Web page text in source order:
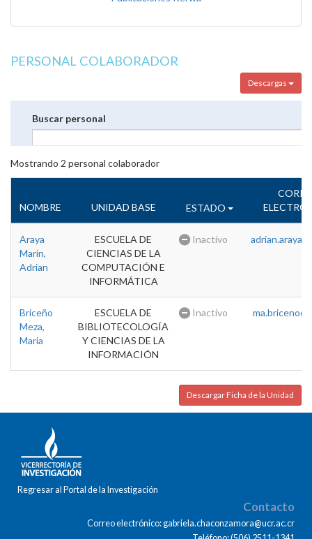
PERSONAL COLABORADOR
Descargas
Buscar personal
Mostrando 2 personal colaborador
NOMBRE UNIDAD BASE ESTADO
Araya
Marin,
Adrian
ESCUELA DE
CIENCIAS DE LA
COMPUTACIÓN E
INFORMÁTICA
Inactivo
Briceño
Meza,
Maria
ESCUELA DE
BIBLIOTECOLOGÍA
Y CIENCIAS DE LA
INFORMACIÓN
Inactivo
Descargar Ficha de la Unidad
Regresar al Portal de la Investigación
Contacto
Correo electrónico: gabriela.chaconzamora@ucr.ac.cr